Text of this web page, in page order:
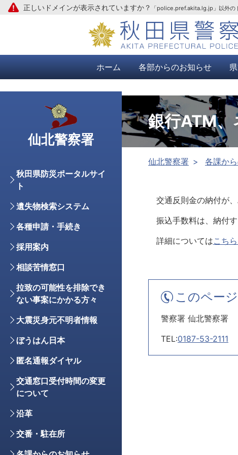
本文へ正しいドメインが表示されていますか？ 「police.pref.akita.lg.jp」以外の
ホーム 各部からのお知らせ
銀行ATM
仙北警察署 各課か
交通反則金の納付が、
振込手数料は、納付す
詳細についてはこち
このペー
警察署 仙北警察署
TEL:0187-53-2111
仙北警察署
秋田県防災ポータルサイ
ト
遺失物検索システム
各種申請・手続き
採用案内
相談苦情窓口
拉致の可能性を排除でき
ない事案にかかる方々
大震災身元不明者情報
ぼうはん日本
匿名通報ダイヤル
交通窓口受付時間の変更
について
沿革
交番・駐在所